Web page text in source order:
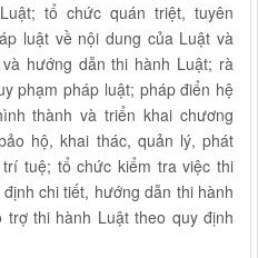
tổ chức quán triệt, tuyên
luật về nội dung của Luật và
hướng dẫn thi hành Luật; rà
phạm pháp luật; pháp điển hệ
thành và triển khai chương
hộ, khai thác, quản lý, phát
tuệ; tổ chức kiểm tra việc thi
chi tiết, hướng dẫn thi hành
thi hành Luật theo quy định